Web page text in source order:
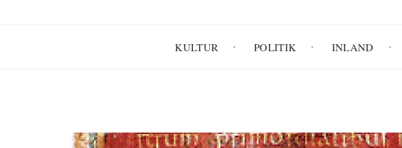
KULTUR POLITIK INLAND